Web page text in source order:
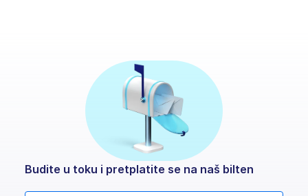
Budite u toku i pretplatite se na naš bilten